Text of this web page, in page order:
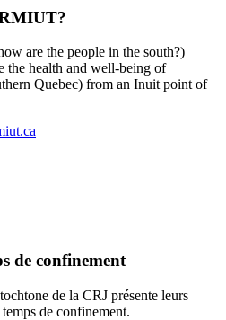
are the people in the south?)
the health and well-being of
Quebec) from an Inuit point of
de confinement
de la CRJ présente leurs
de confinement.